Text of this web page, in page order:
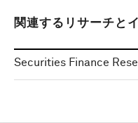
関連するリサーチと
Securities Finance